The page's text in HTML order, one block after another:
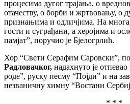
процесима дугог трајања, о
отачеству, о борби и жртвовању, о
признањима и одличјима. На
гости и суграђани, а херојима и
памјат”, поручио је Бјелогрлић.
Хор “Свети Серафим Саровски”,
Радловачког, надахнуто је
роде”, руску песму “Појди” и на
незваничну химну “Востани